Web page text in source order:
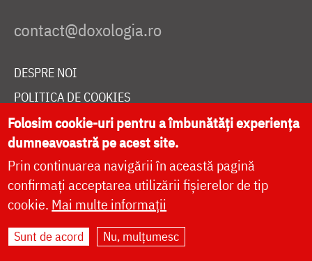
DESPRE NOI
POLITICA DE COOKIES
DONEAZĂ ONLINE PENTRU CATEDRALA NAȚIONALĂ
LIVE
Site dezvoltat deDOXOLOGIA MEDIA
Folosim cookie-uri pentru a îmbunătăți experiența
dumneavoastră pe acest site.
Prin continuarea navigării în această pagină
confirmați acceptarea utilizării fișierelor de tip
cookie. Mai multe informații
Sunt de acord Nu, mulțumesc